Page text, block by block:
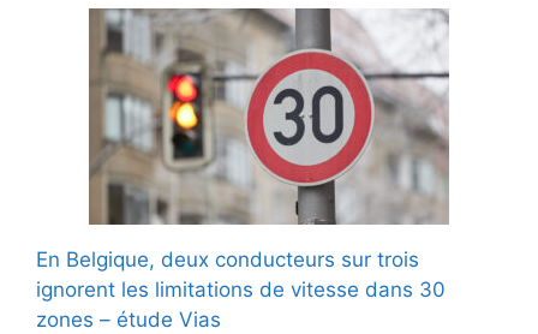
En Belgique, deux conducteurs sur trois
ignorent les limitations de vitesse dans 30
zones – étude Vias